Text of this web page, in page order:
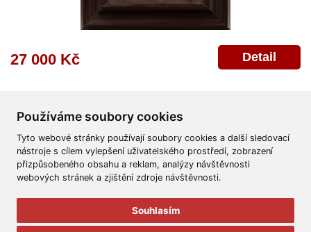
Používáme soubory cookies
Tyto webové stránky používají soubory cookies a další sledovací
nástroje s cílem vylepšení uživatelského prostředí, zobrazení
přizpůsobeného obsahu a reklam, analýzy návštěvnosti
webových stránek a zjištění zdroje návštěvnosti.
Souhlasím
27 000 Kč Detail
Všeobecné obchodní podmínky Reklamační řád
Ochrana osobních údajů